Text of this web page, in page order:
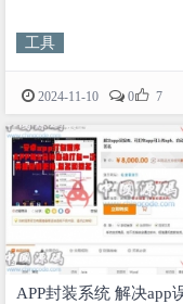
工具
2024-11-10 0 7
APP封装系统 解决app